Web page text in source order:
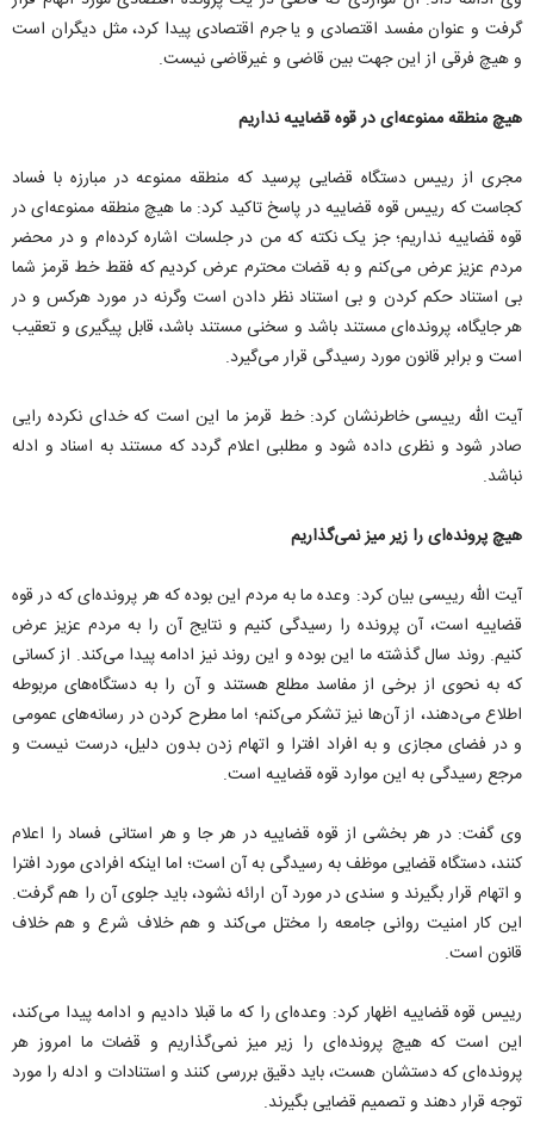
گرفت و عنوان مفسد اقتصادی و یا جرم اقتصادی پیدا کرد، مثل دیگران است
و هیچ فرقی از این جهت بین قاضی و غیرقاضی نیست.
هیچ منطقه ممنوعه‌ای در قوه قضاییه نداریم
مجری از رییس دستگاه قضایی پرسید که منطقه ممنوعه در مبارزه با فساد
کجاست که رییس قوه قضاییه در پاسخ تاکید کرد: ما هیچ منطقه ممنوعه‌ای در
قوه قضاییه نداریم؛ جز یک نکته که من در جلسات اشاره کرده‌ام و در محضر
مردم عزیز عرض می‌کنم و به قضات محترم عرض کردیم که فقط خط قرمز شما
بی استناد حکم کردن و بی استناد نظر دادن است وگرنه در مورد هرکس و در
هر جایگاه، پرونده‌ای مستند باشد و سخنی مستند باشد، قابل پیگیری و تعقیب
است و برابر قانون مورد رسیدگی قرار می‌گیرد.
آیت الله رییسی خاطرنشان کرد: خط قرمز ما این است که خدای نکرده رایی
صادر شود و نظری داده شود و مطلبی اعلام گردد که مستند به اسناد و ادله
نباشد.
هیچ پرونده‌ای را زیر میز نمی‌گذاریم
آیت الله رییسی بیان کرد: وعده ما به مردم این بوده که هر پرونده‌ای که در قوه
قضاییه است، آن پرونده را رسیدگی کنیم و نتایج آن را به مردم عزیز عرض
کنیم. روند سال گذشته ما این بوده و این روند نیز ادامه پیدا می‌کند. از کسانی
که به نحوی از برخی از مفاسد مطلع هستند و آن را به دستگاه‌های مربوطه
اطلاع می‌دهند، از آن‌ها نیز تشکر می‌کنم؛ اما مطرح کردن در رسانه‌های عمومی
و در فضای مجازی و به افراد افترا و اتهام زدن بدون دلیل، درست نیست و
مرجع رسیدگی به این موارد قوه قضاییه است.
وی گفت: در هر بخشی از قوه قضاییه در هر جا و هر استانی فساد را اعلام
کنند، دستگاه قضایی موظف به رسیدگی به آن است؛ اما اینکه افرادی مورد افترا
و اتهام قرار بگیرند و سندی در مورد آن ارائه نشود، باید جلوی آن را هم گرفت.
این کار امنیت روانی جامعه را مختل می‌کند و هم خلاف شرع و هم خلاف
قانون است.
رییس قوه قضاییه اظهار کرد: وعده‌ای را که ما قبلا دادیم و ادامه پیدا می‌کند،
این است که هیچ پرونده‌ای را زیر میز نمی‌گذاریم و قضات ما امروز هر
پرونده‌ای که دستشان هست، باید دقیق بررسی کنند و استنادات و ادله را مورد
توجه قرار دهند و تصمیم قضایی بگیرند.